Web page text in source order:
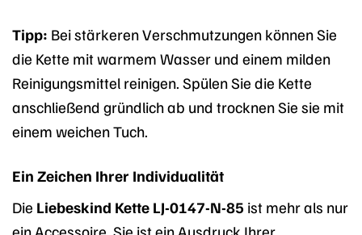
Tipp: Bei stärkeren Verschmutzungen können Sie
die Kette mit warmem Wasser und einem milden
Reinigungsmittel reinigen. Spülen Sie die Kette
anschließend gründlich ab und trocknen Sie sie mit
einem weichen Tuch.
Ein Zeichen Ihrer Individualität
Die Liebeskind Kette LJ-0147-N-85 ist mehr als nur